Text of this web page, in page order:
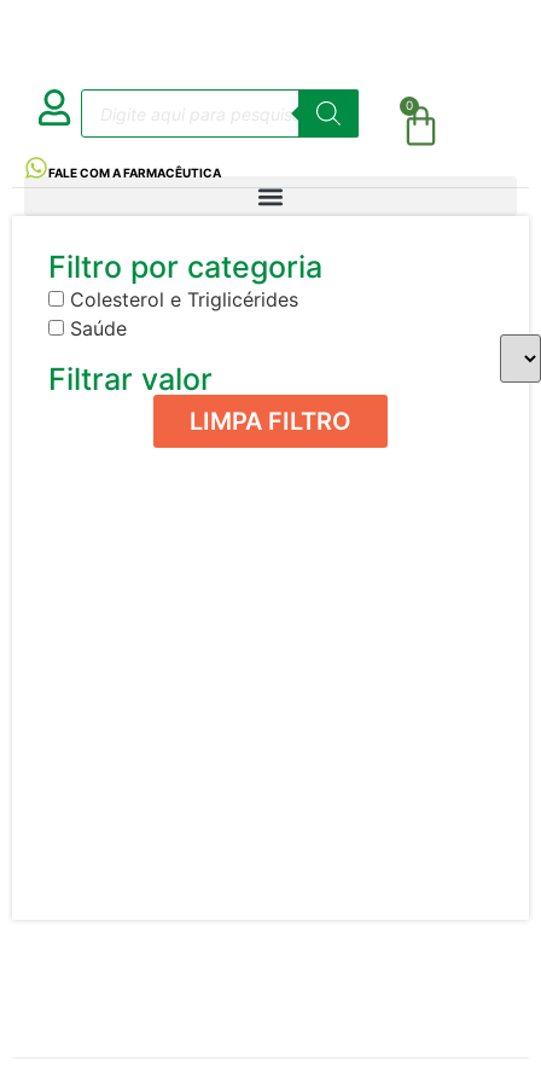
0
FALE COM A FARMACÊUTICA
Filtro por categoria
Colesterol e Triglicérides
Saúde
Filtrar valor
LIMPA FILTRO